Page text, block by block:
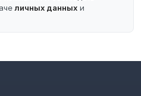
личных данных и